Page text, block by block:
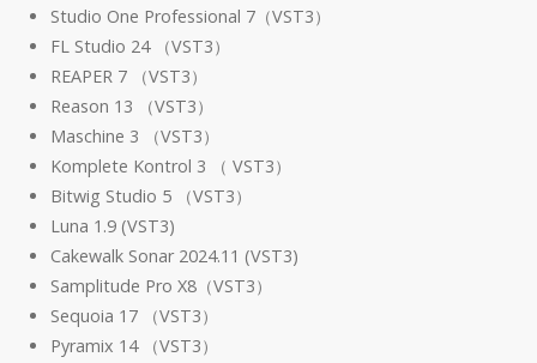
Studio One Professional 7（VST3）
FL Studio 24 （VST3）
REAPER 7 （VST3）
Reason 13 （VST3）
Maschine 3 （VST3）
Komplete Kontrol 3 （ VST3）
Bitwig Studio 5 （VST3）
Luna 1.9 (VST3)
Cakewalk Sonar 2024.11 (VST3)
Samplitude Pro X8（VST3）
Sequoia 17 （VST3）
Pyramix 14 （VST3）